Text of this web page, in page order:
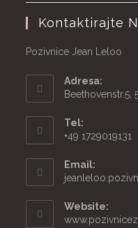
Kontaktirajte
Pozivnice Jean Leloo
Adresa:
Beethovenstr.5,
Tel:
+49 1729019131
Email:
Website: